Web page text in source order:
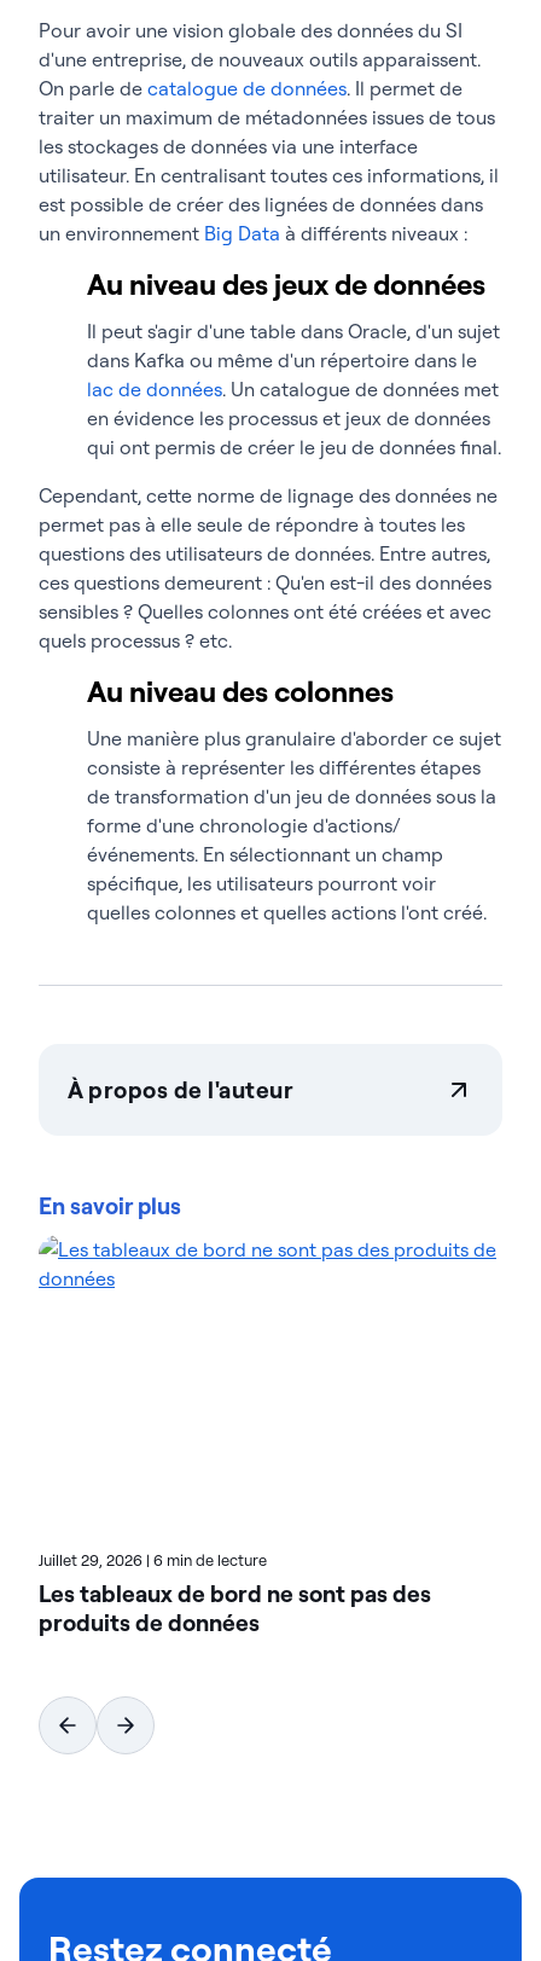
Pour avoir une vision globale des données du SI
d'une entreprise, de nouveaux outils apparaissent.
On parle de catalogue de données. Il permet de
traiter un maximum de métadonnées issues de tous
les stockages de données via une interface
utilisateur. En centralisant toutes ces informations, il
est possible de créer des lignées de données dans
un environnement Big Data à différents niveaux :
Au niveau des jeux de données
Il peut s'agir d'une table dans Oracle, d'un sujet
dans Kafka ou même d'un répertoire dans le
lac de données. Un catalogue de données met
en évidence les processus et jeux de données
qui ont permis de créer le jeu de données final.
Cependant, cette norme de lignage des données ne
permet pas à elle seule de répondre à toutes les
questions des utilisateurs de données. Entre autres,
ces questions demeurent : Qu'en est-il des données
sensibles ? Quelles colonnes ont été créées et avec
quels processus ? etc.
Au niveau des colonnes
Une manière plus granulaire d'aborder ce sujet
consiste à représenter les différentes étapes
de transformation d'un jeu de données sous la
forme d'une chronologie d'actions/
événements. En sélectionnant un champ
spécifique, les utilisateurs pourront voir
quelles colonnes et quelles actions l'ont créé.
À propos de l'auteur
que soit leur ampleur. Les organisations font
d'intelligence des données d'Actian pour
rationaliser leurs environnements de données
En savoir plus
Juillet 29, 2026 | 6 min de lecture
Les tableaux de bord ne sont pas des
produits de données
Restez connecté